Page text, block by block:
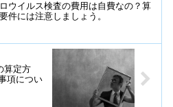
ウイルス検査の費用は自費なの？算
件には注意しましょう。
算定方
項につい